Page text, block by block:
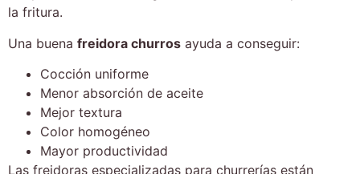
la fritura.
Una buena freidora churros ayuda a conseguir:
Cocción uniforme
Menor absorción de aceite
Mejor textura
Color homogéneo
Mayor productividad
Las freidoras especializadas para churrerías están